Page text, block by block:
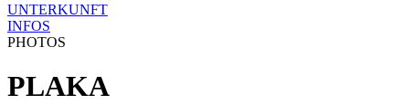
UNTERKUNFT
INFOS
PHOTOS
PLAKA